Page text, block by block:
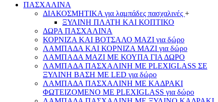
ΠΑΣΧΑΛΙΝΑ
ΔΙΑΚΟΣΜΗΤΙΚΑ για λαμπάδες πασχαλινές +
ΞΥΛΙΝΗ ΠΛΑΤΗ ΚΑΙ ΚΟΠΤΙΚΟ
ΔΩΡΑ ΠΑΣΧΑΛΙΝΑ
ΚΟΡΝΙΖΑ ΚΑΙ ΒΟΤΣΑΛΟ ΜΑΖΙ για δώρο
ΛΑΜΠΑΔΑ ΚΑΙ ΚΟΡΝΙΖΑ ΜΑΖΙ για δώρο
ΛΑΜΠΑΔΑ ΜΑΖΙ ΜΕ ΚΟΥΠΑ ΓΙΑ ΔΩΡΟ
ΛΑΜΠΑΔΑ ΠΑΣΧΑΛΙΝΗ ΜΕ PLEXIGLASS ΣΕ
ΞΥΛΙΝΗ ΒΑΣΗ ΜΕ LED για δώρο
ΛΑΜΠΑΔΑ ΠΑΣΧΑΛΙΝΗ ΜΕ ΚΑΔΡΑΚΙ
ΦΩΤΕΙΖΟΜΕΝΟ ΜΕ PLEXIGLASS για δώρο